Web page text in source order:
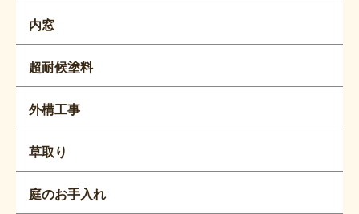
内窓
超耐候塗料
外構工事
草取り
庭のお手入れ